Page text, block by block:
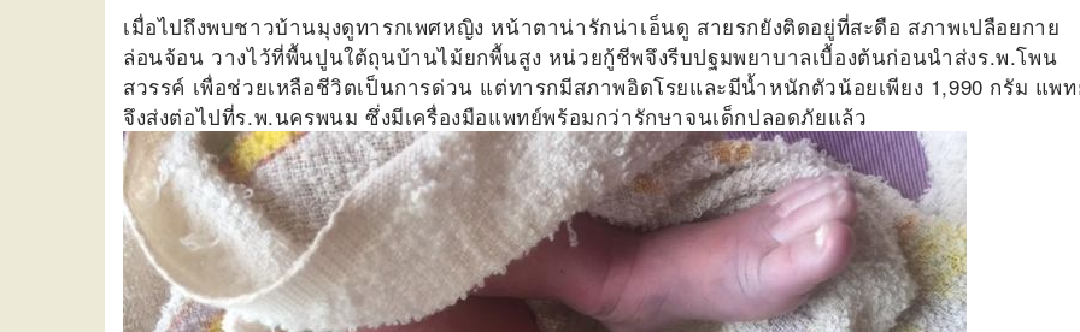
เมื่อไปถึงพบชาวบ้านมุงดูทารกเพศหญิง หน้าตาน่ารักน่าเอ็นดู สายรกยังติดอยู่ที่สะดือ สภาพเปลือยกาย
ล่อนจ้อน วางไว้ที่พื้นปูนใต้ถุนบ้านไม้ยกพื้นสูง หน่วยกู้ชีพจึงรีบปฐมพยาบาลเบื้องต้นก่อนนำส่งร.พ.โพน
สวรรค์ เพื่อช่วยเหลือชีวิตเป็นการด่วน แต่ทารกมีสภาพอิดโรยและมีน้ำหนักตัวน้อยเพียง 1,990 กรัม แพ
จึงส่งต่อไปที่ร.พ.นครพนม ซึ่งมีเครื่องมือแพทย์พร้อมกว่ารักษาจนเด็กปลอดภัยแล้ว